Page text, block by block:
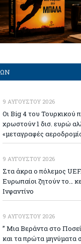
9 ΑΥΓΟΎΣΤΟΥ 2026
Οι Big 4 του Τουρκικού
χρωστούν 1 δισ. ευρώ
«μεταγραφές
9 ΑΥΓΟΎΣΤΟΥ 2026
Στα άκρα ο πόλεμος
Ευρωπαίοι ζητούν το…
Ινφαντίνο
9 ΑΥΓΟΎΣΤΟΥ 2026
” Μια Βεράντα στο
και τα πρώτα μηνύματα